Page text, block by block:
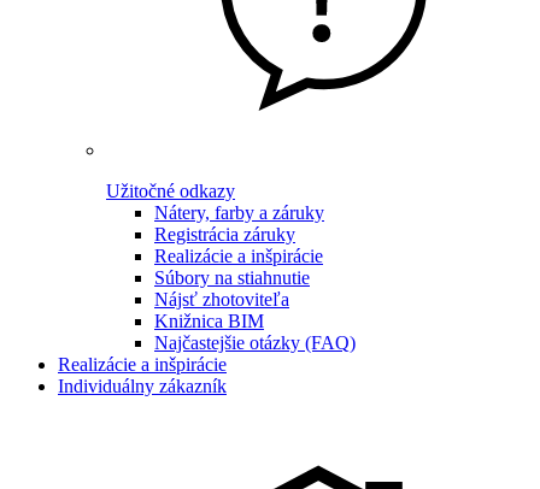
Užitočné odkazy
Nátery, farby a záruky
Registrácia záruky
Realizácie a inšpirácie
Súbory na stiahnutie
Nájsť zhotoviteľa
Knižnica BIM
Najčastejšie otázky (FAQ)
Realizácie a inšpirácie
Individuálny zákazník